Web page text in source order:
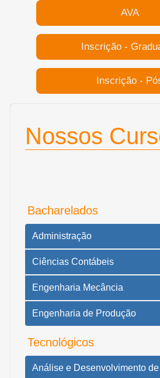
AVA
Inscrição -
Inscrição -
Nossos
Bacharelados
Administração
Ciências Contábeis
Engenharia Mecância
Engenharia de Produção
Tecnológicos
Análise e Desenvolvimento